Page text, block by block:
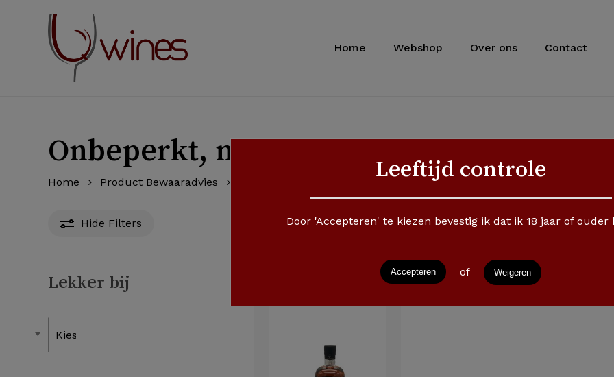
Leeftijd controle
Door 'Accepteren' te kiezen bevestig ik dat ik 18 jaar of ouder
Accepteren of Weigeren
Home Webshop Over ons Contact
Onbeperkt, na opening 3 maanden
Home Product Bewaaradvies
Hide Filters
Lekker bij
Kies een Lekker bij